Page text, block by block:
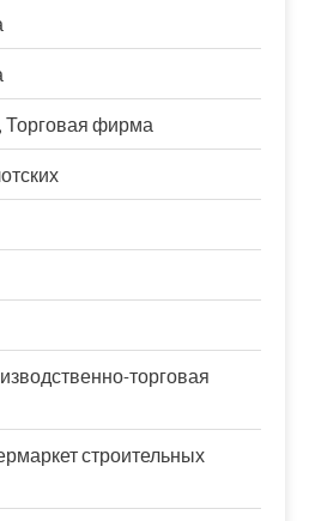
фирма
торговая
строительных